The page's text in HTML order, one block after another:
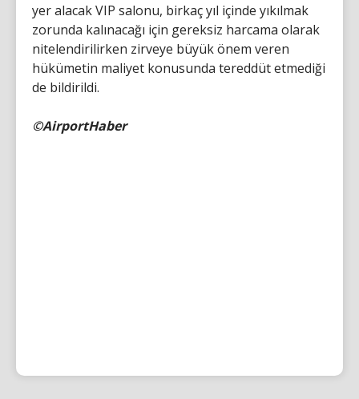
yer alacak VIP salonu, birkaç yıl içinde yıkılmak
zorunda kalınacağı için gereksiz harcama olarak
nitelendirilirken zirveye büyük önem veren
hükümetin maliyet konusunda tereddüt etmediği
de bildirildi.
©AirportHaber